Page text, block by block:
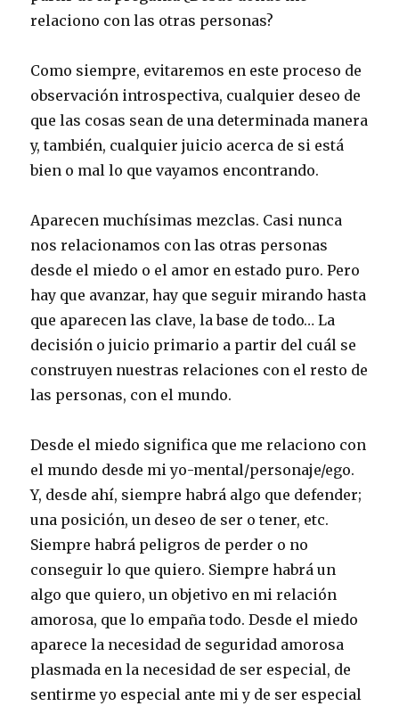
relaciono con las otras personas?
Como siempre, evitaremos en este proceso de
observación introspectiva, cualquier deseo de
que las cosas sean de una determinada manera
y, también, cualquier juicio acerca de si está
bien o mal lo que vayamos encontrando.
Aparecen muchísimas mezclas. Casi nunca
nos relacionamos con las otras personas
desde el miedo o el amor en estado puro. Pero
hay que avanzar, hay que seguir mirando hasta
que aparecen las clave, la base de todo… La
decisión o juicio primario a partir del cuál se
construyen nuestras relaciones con el resto de
las personas, con el mundo.
Desde el miedo significa que me relaciono con
el mundo desde mi yo-mental/personaje/ego.
Y, desde ahí, siempre habrá algo que defender;
una posición, un deseo de ser o tener, etc.
Siempre habrá peligros de perder o no
conseguir lo que quiero. Siempre habrá un
algo que quiero, un objetivo en mi relación
amorosa, que lo empaña todo. Desde el miedo
aparece la necesidad de seguridad amorosa
plasmada en la necesidad de ser especial, de
sentirme yo especial ante mi y de ser especial